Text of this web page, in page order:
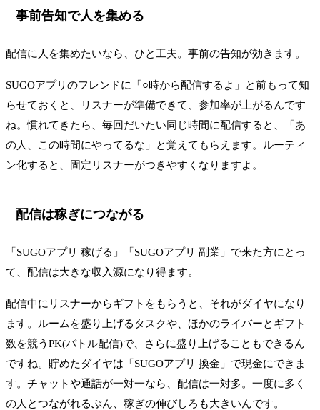
事前告知で人を集める
配信に人を集めたいなら、ひと工夫。事前の告知が効きます。
SUGOアプリのフレンドに「○時から配信するよ」と前もって知
らせておくと、リスナーが準備できて、参加率が上がるんです
ね。慣れてきたら、毎回だいたい同じ時間に配信すると、「あ
の人、この時間にやってるな」と覚えてもらえます。ルーティ
ン化すると、固定リスナーがつきやすくなりますよ。
配信は稼ぎにつながる
「SUGOアプリ 稼げる」「SUGOアプリ 副業」で来た方にとっ
て、配信は大きな収入源になり得ます。
配信中にリスナーからギフトをもらうと、それがダイヤになり
ます。ルームを盛り上げるタスクや、ほかのライバーとギフト
数を競うPK(バトル配信)で、さらに盛り上げることもできるん
ですね。貯めたダイヤは「SUGOアプリ 換金」で現金にできま
す。チャットや通話が一対一なら、配信は一対多。一度に多く
の人とつながれるぶん、稼ぎの伸びしろも大きいんです。